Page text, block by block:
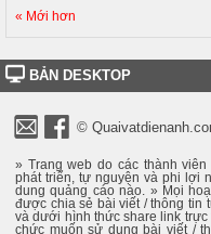
« Mới hơn
BẢN DESKTOP
©
» Trang web do các thành
phát triển, tự nguyện và phi lợi
dung quảng cáo nào. » Mọi
được chia sẻ bài viết / thông tin
và dưới hình thức share link trực
chức muốn sử dụng bài viết /